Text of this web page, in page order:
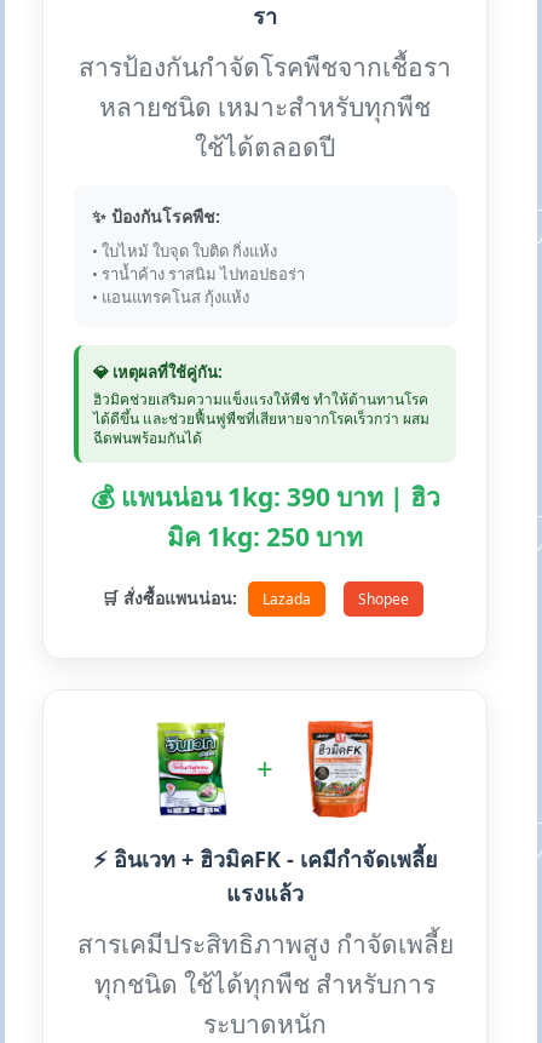
รา
สารป้องกันกำจัดโรคพืชจากเชื้อรา
หลายชนิด เหมาะสำหรับทุกพืช
ใช้ได้ตลอดปี
✨ ป้องกันโรคพืช:
• ใบไหม้ ใบจุด ใบติด กิ่งแห้ง
• ราน้ำค้าง ราสนิม ไปทอปธอร่า
• แอนแทรคโนส กุ้งแห้ง
💎 เหตุผลที่ใช้คู่กัน:
ฮิวมิคช่วยเสริมความแข็งแรงให้พืช ทำให้ต้านทานโรค
ได้ดีขึ้น และช่วยฟื้นฟูพืชที่เสียหายจากโรคเร็วกว่า ผสม
ฉีดพ่นพร้อมกันได้
💰 แพนน่อน 1kg: 390 บาท | ฮิว
มิค 1kg: 250 บาท
🛒 สั่งซื้อแพนน่อน: Lazada Shopee
+
⚡ อินเวท + ฮิวมิคFK - เคมีกำจัดเพลี้ย
แรงแล้ว
สารเคมีประสิทธิภาพสูง กำจัดเพลี้ย
ทุกชนิด ใช้ได้ทุกพืช สำหรับการ
ระบาดหนัก